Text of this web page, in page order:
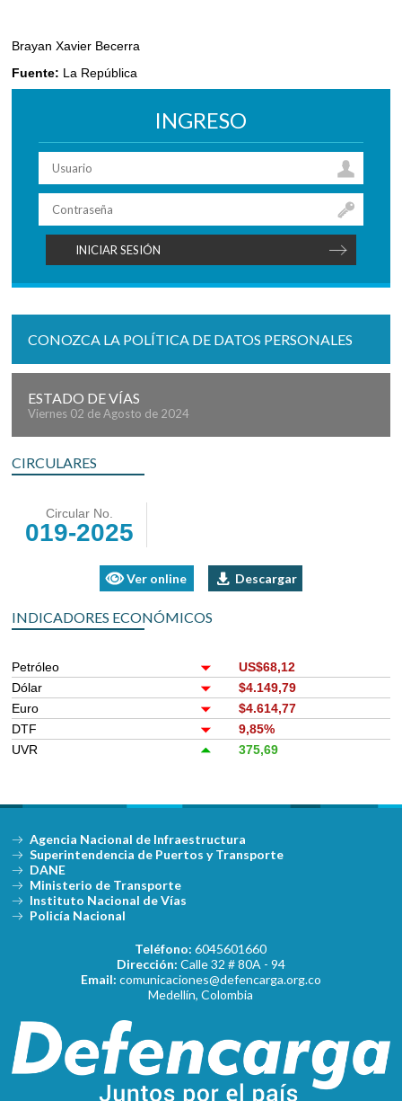
Brayan Xavier Becerra
Fuente: La República
INGRESO
CONOZCA LA POLÍTICA DE DATOS PERSONALES
ESTADO DE VÍAS
Viernes 02 de Agosto de 2024
CIRCULARES
Circular No.
019-2025
Ver online Descargar
INDICADORES ECONÓMICOS
Petróleo
US$68,12
Dólar
$4.149,79
Euro
$4.614,77
DTF
9,85%
UVR
375,69
Agencia Nacional de Infraestructura
Superintendencia de Puertos y Transporte
DANE
Ministerio de Transporte
Instituto Nacional de Vías
Policía Nacional
Teléfono: 6045601660
Dirección: Calle 32 # 80A - 94
Email: comunicaciones@defencarga.org.co
Medellín, Colombia